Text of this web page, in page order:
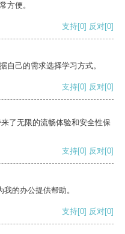
方便。
支持[0] 反对[0]
自己的需求选择学习方式。
支持[0] 反对[0]
了无限的流畅体验和安全性保
支持[0] 反对[0]
的办公提供帮助。
支持[0] 反对[0]